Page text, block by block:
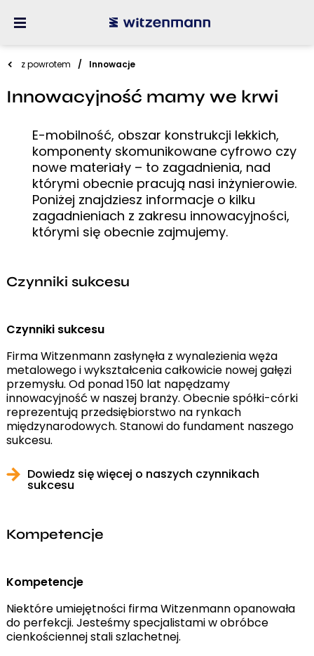
z powrotem Innowacje
Innowacyjność mamy we krwi
E-mobilność, obszar konstrukcji lekkich,
komponenty skomunikowane cyfrowo czy
nowe materiały – to zagadnienia, nad
którymi obecnie pracują nasi inżynierowie.
Poniżej znajdziesz informacje o kilku
zagadnieniach z zakresu innowacyjności,
którymi się obecnie zajmujemy.
Czynniki sukcesu
Czynniki sukcesu
Firma Witzenmann zasłynęła z wynalezienia węża
metalowego i wykształcenia całkowicie nowej gałęzi
przemysłu. Od ponad 150 lat napędzamy
innowacyjność w naszej branży. Obecnie spółki-córki
reprezentują przedsiębiorstwo na rynkach
międzynarodowych. Stanowi do fundament naszego
sukcesu.
Dowiedz się więcej o naszych czynnikach
sukcesu
Kompetencje
Kompetencje
Niektóre umiejętności firma Witzenmann opanowała
do perfekcji. Jesteśmy specjalistami w obróbce
cienkościennej stali szlachetnej.